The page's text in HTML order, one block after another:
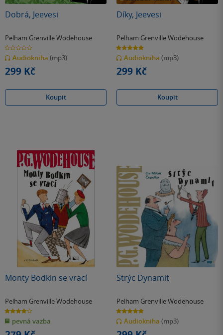
Dobrá, Jeevesi
Pelham Grenville Wodehouse
0.0
z
5
hvězdiček
Audiokniha (mp3)
299 Kč
Koupit
Díky, Jeevesi
Pelham Grenville Wodehouse
5.0
z
5
hvězdiček
Audiokniha (mp3)
299 Kč
Koupit
Monty Bodkin se vrací
Pelham Grenville Wodehouse
4.0
z
5
hvězdiček
pevná vazba
Strýc Dynamit
Pelham Grenville Wodehouse
5.0
z
5
hvězdiček
Audiokniha (mp3)